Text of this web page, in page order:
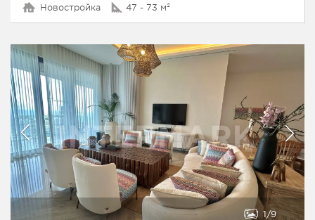
Новостройка 47 - 73 м²
1 9